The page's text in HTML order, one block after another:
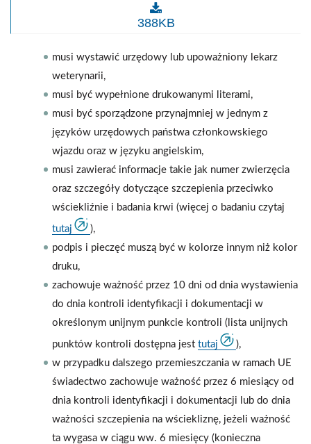
ŚWIADECTWO ZDROWIA/HEALTH
388KB
musi wystawić urzędowy lub upoważniony lekarz
weterynarii,
musi być wypełnione drukowanymi literami,
musi być sporządzone przynajmniej w jednym z
języków urzędowych państwa członkowskiego
wjazdu oraz w języku angielskim,
musi zawierać informacje takie jak numer zwierzęcia
oraz szczegóły dotyczące szczepienia przeciwko
wściekliźnie i badania krwi (więcej o badaniu czytaj
tutaj
),
podpis i pieczęć muszą być w kolorze innym niż kolor
druku,
zachowuje ważność przez 10 dni od dnia wystawienia
do dnia kontroli identyfikacji i dokumentacji w
określonym unijnym punkcie kontroli (lista unijnych
punktów kontroli dostępna jest tutaj
),
w przypadku dalszego przemieszczania w ramach UE
świadectwo zachowuje ważność przez 6 miesiący od
dnia kontroli identyfikacji i dokumentacji lub do dnia
ważności szczepienia na wściekliznę, jeżeli ważność
ta wygasa w ciągu ww. 6 miesięcy (konieczna